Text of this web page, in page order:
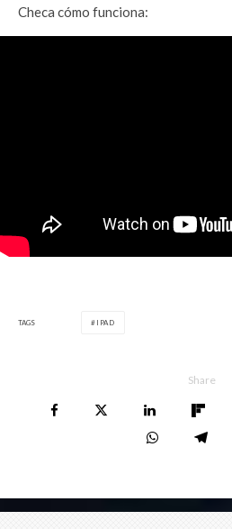
Checa cómo funciona:
TAGS IPAD
Share